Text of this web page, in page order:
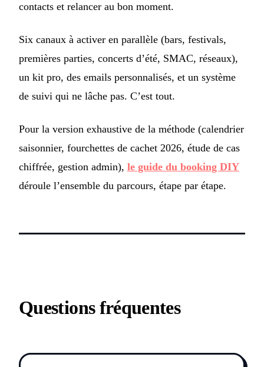
contacts et relancer au bon moment.
Six canaux à activer en parallèle (bars, festivals,
premières parties, concerts d’été, SMAC, réseaux),
un kit pro, des emails personnalisés, et un système
de suivi qui ne lâche pas. C’est tout.
Pour la version exhaustive de la méthode (calendrier
saisonnier, fourchettes de cachet 2026, étude de cas
chiffrée, gestion admin), le guide du booking DIY
déroule l’ensemble du parcours, étape par étape.
Questions fréquentes